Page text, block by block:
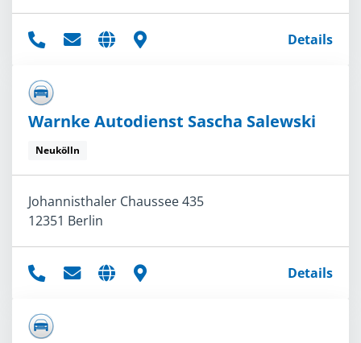
Details
Warnke Autodienst Sascha Salewski
Neukölln
Johannisthaler Chaussee 435
12351 Berlin
Details